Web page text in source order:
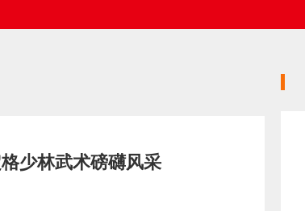
少林武术磅礴风采